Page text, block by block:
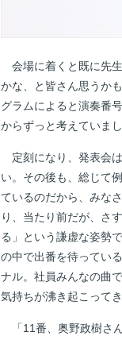
会場に着くと既に先
かな、と皆さん思うか
グラムによると演奏番
からずっと考えていま
定刻になり、発表会
い。その後も、総じて
ているのだから、みな
り、当たり前だが、さ
る」という謙虚な姿勢
の中で出番を待ってい
ナル。社員みんなの曲
気持ちが沸き起こってき
「11番、奥野政樹さ